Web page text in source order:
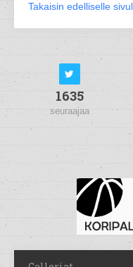
Takaisin edelliselle
1635
seuraajaa